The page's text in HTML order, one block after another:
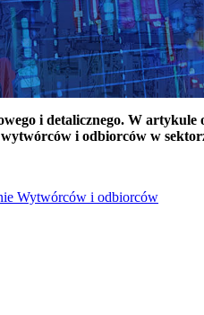
i detalicznego. W
i odbiorców w
Wytwórców i odbiorców